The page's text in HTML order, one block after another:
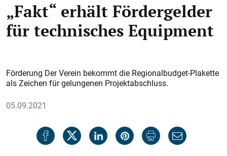
„Fakt“ erhält Fördergelder
für technisches Equipment
Förderung Der Verein bekommt die Regionalbudget-Plakette
als Zeichen für gelungenen Projektabschluss.
05.09.2021